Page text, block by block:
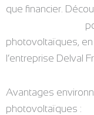
que financier.
photovoltaïques,
l’entreprise Delval
Avantages
photovoltaïques :